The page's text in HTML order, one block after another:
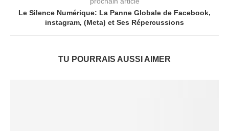
Le Silence Numérique: La Panne Globale de Facebook,
instagram, (Meta) et Ses Répercussions
TU POURRAIS AUSSI AIMER